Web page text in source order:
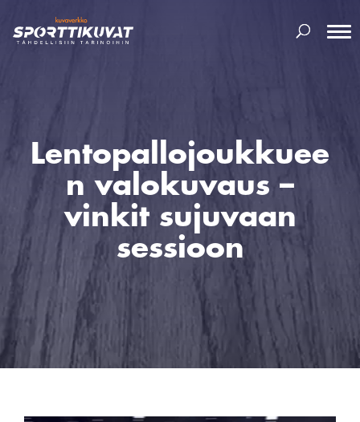
Lentopallojoukkuee
n valokuvaus –
vinkit sujuvaan
sessioon